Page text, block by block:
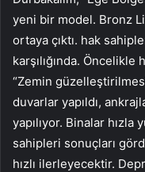
yeni bir model. Bronz
ortaya çıktı. hak
karşılığında.
“Zemin
duvarlar yapıldı,
yapılıyor. Binalar
sahipleri sonuçları
hızlı ilerleyecektir.